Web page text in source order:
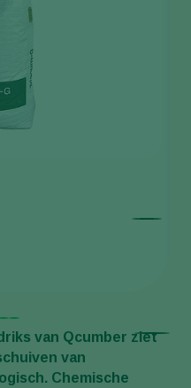
van Qcumber ziet
van
Chemische